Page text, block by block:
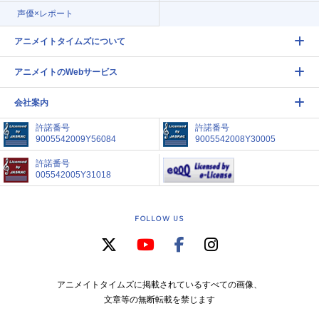
声優×レポート
アニメイトタイムズについて
アニメイトのWebサービス
会社案内
許諾番号
9005542009Y56084
許諾番号
9005542008Y30005
許諾番号
005542005Y31018
FOLLOW US
アニメイトタイムズに掲載されているすべての画像、
文章等の無断転載を禁じます